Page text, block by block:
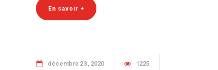
En savoir +
décembre 23 2020 1225